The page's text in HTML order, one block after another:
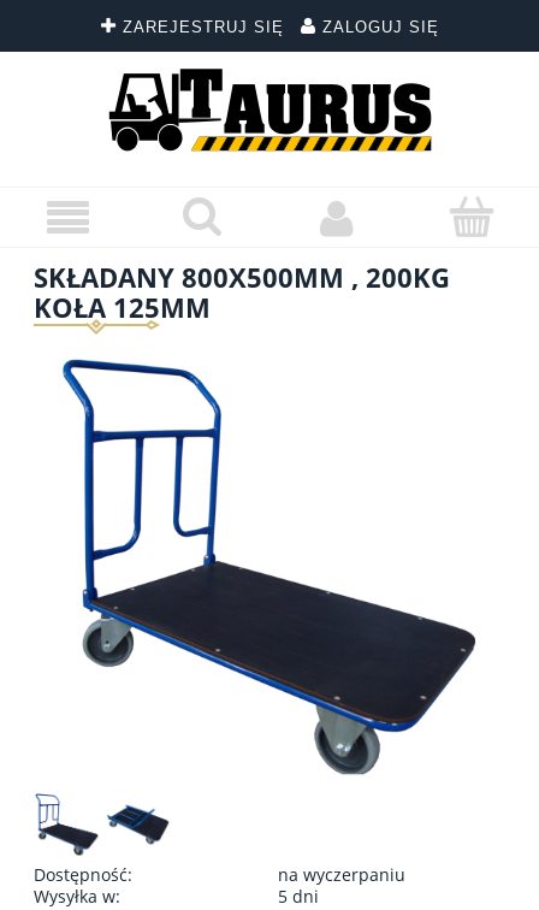
ZAREJESTRUJ SIĘ ZALOGUJ SIĘ
SKŁADANY 800X500MM , 200KG
KOŁA 125MM
Dostępność:
na wyczerpaniu
Wysyłka w:
5 dni